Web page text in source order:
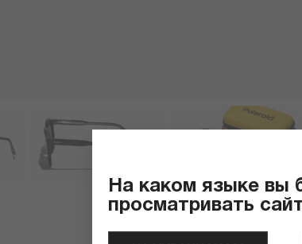
На каком языке вы
просматривать